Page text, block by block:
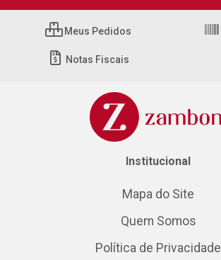
Meus Pedidos
Notas Fiscais
Institucional
Mapa do Site
Quem Somos
Política de Privacidade